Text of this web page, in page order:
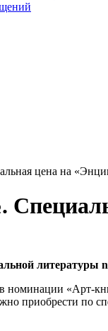
цена на
литературы
номинации «Арт-
приобрести по